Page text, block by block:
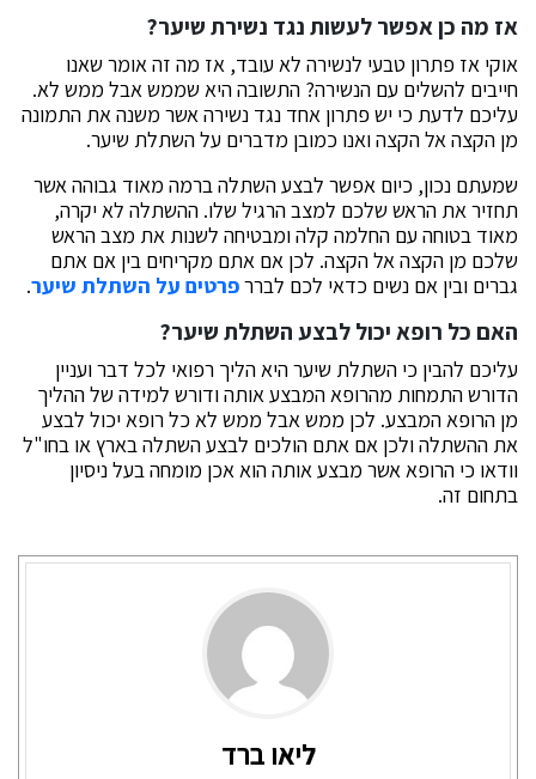
אז מה כן אפשר לעשות נגד נשירת שיער?
אוקי אז פתרון טבעי לנשירה לא עובד, אז מה זה אומר שאנו
חייבים להשלים עם הנשירה? התשובה היא שממש אבל ממש לא.
עליכם לדעת כי יש פתרון אחד נגד נשירה אשר משנה את התמונה
מן הקצה אל הקצה ואנו כמובן מדברים על השתלת שיער.
שמעתם נכון, כיום אפשר לבצע השתלה ברמה מאוד גבוהה אשר
תחזיר את הראש שלכם למצב הרגיל שלו. ההשתלה לא יקרה,
מאוד בטוחה עם החלמה קלה ומבטיחה לשנות את מצב הראש
שלכם מן הקצה אל הקצה. לכן אם אתם מקריחים בין אם אתם
גברים ובין אם נשים כדאי לכם לבררפרטים על השתלת שיער.
האם כל רופא יכול לבצע השתלת שיער?
עליכם להבין כי השתלת שיער היא הליך רפואי לכל דבר ועניין
הדורש התמחות מהרופא המבצע אותה ודורש למידה של ההליך
מן הרופא המבצע. לכן ממש אבל ממש לא כל רופא יכול לבצע
את ההשתלה ולכן אם אתם הולכים לבצע השתלה בארץ או בחו"ל
וודאו כי הרופא אשר מבצע אותה הוא אכן מומחה בעל ניסיון
בתחום זה.
ליאו ברד